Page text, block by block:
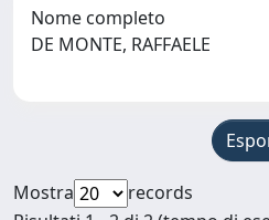
Nome completo
DE MONTE, RAFFAELE
Mostra
records